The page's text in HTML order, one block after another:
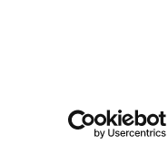
Ｕ－Ｃ